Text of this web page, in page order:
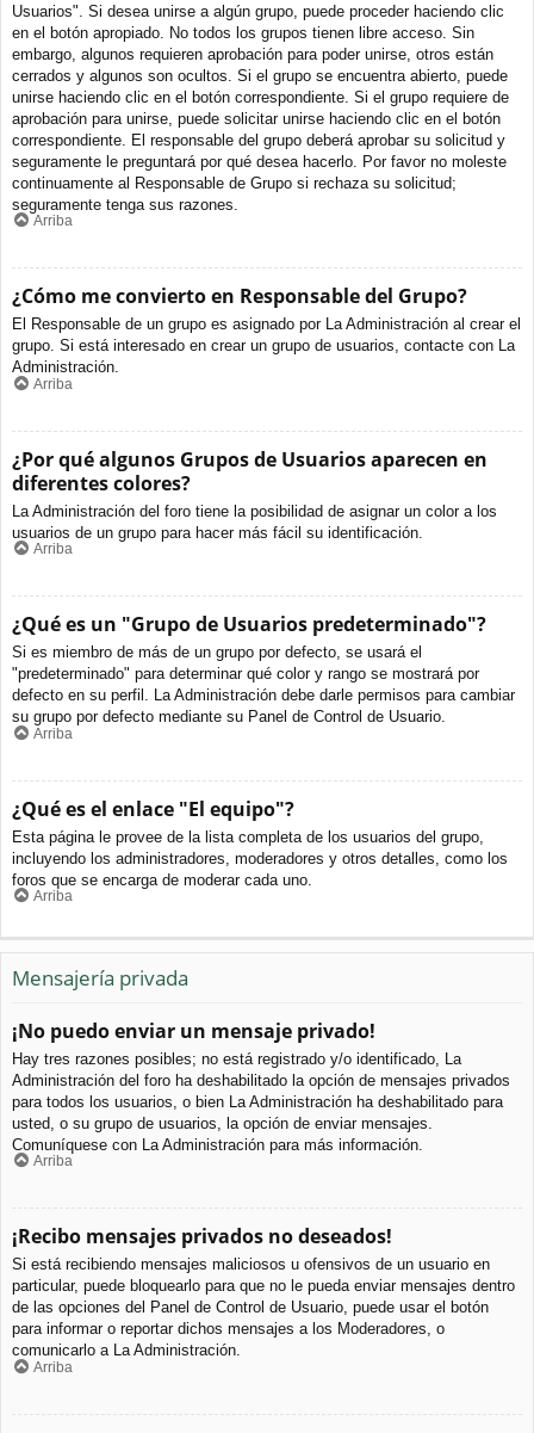
Usuarios". Si desea unirse a algún grupo, puede proceder haciendo clic
en el botón apropiado. No todos los grupos tienen libre acceso. Sin
embargo, algunos requieren aprobación para poder unirse, otros están
cerrados y algunos son ocultos. Si el grupo se encuentra abierto, puede
unirse haciendo clic en el botón correspondiente. Si el grupo requiere de
aprobación para unirse, puede solicitar unirse haciendo clic en el botón
correspondiente. El responsable del grupo deberá aprobar su solicitud y
seguramente le preguntará por qué desea hacerlo. Por favor no moleste
continuamente al Responsable de Grupo si rechaza su solicitud;
seguramente tenga sus razones.
Arriba
¿Cómo me convierto en Responsable del Grupo?
El Responsable de un grupo es asignado por La Administración al crear el
grupo. Si está interesado en crear un grupo de usuarios, contacte con La
Administración.
Arriba
¿Por qué algunos Grupos de Usuarios aparecen en
diferentes colores?
La Administración del foro tiene la posibilidad de asignar un color a los
usuarios de un grupo para hacer más fácil su identificación.
Arriba
¿Qué es un "Grupo de Usuarios predeterminado"?
Si es miembro de más de un grupo por defecto, se usará el
"predeterminado" para determinar qué color y rango se mostrará por
defecto en su perfil. La Administración debe darle permisos para cambiar
su grupo por defecto mediante su Panel de Control de Usuario.
Arriba
¿Qué es el enlace "El equipo"?
Esta página le provee de la lista completa de los usuarios del grupo,
incluyendo los administradores, moderadores y otros detalles, como los
foros que se encarga de moderar cada uno.
Arriba
Mensajería privada
¡No puedo enviar un mensaje privado!
Hay tres razones posibles; no está registrado y/o identificado, La
Administración del foro ha deshabilitado la opción de mensajes privados
para todos los usuarios, o bien La Administración ha deshabilitado para
usted, o su grupo de usuarios, la opción de enviar mensajes.
Comuníquese con La Administración para más información.
Arriba
¡Recibo mensajes privados no deseados!
Si está recibiendo mensajes maliciosos u ofensivos de un usuario en
particular, puede bloquearlo para que no le pueda enviar mensajes dentro
de las opciones del Panel de Control de Usuario, puede usar el botón
para informar o reportar dichos mensajes a los Moderadores, o
comunicarlo a La Administración.
Arriba